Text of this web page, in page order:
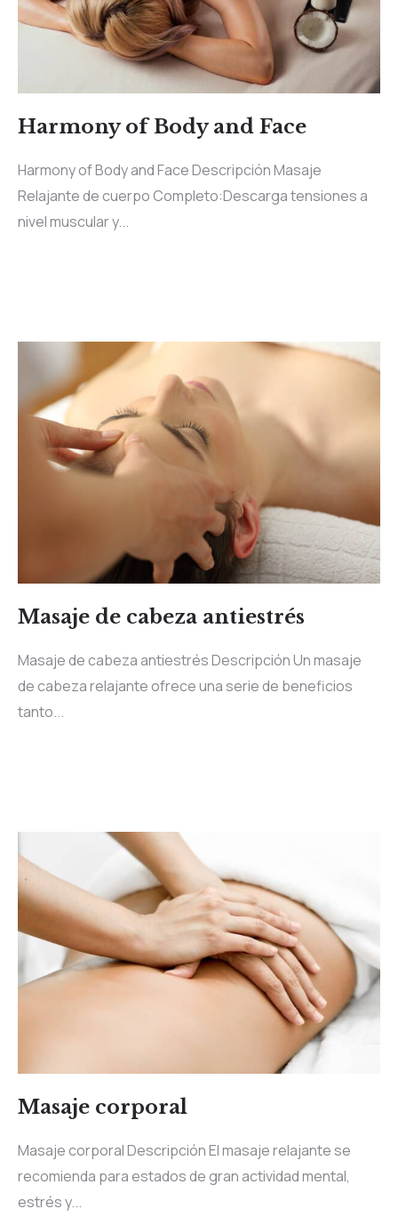
Harmony of Body and Face
Harmony of Body and Face Descripción Masaje
Relajante de cuerpo Completo:Descarga tensiones a
nivel muscular y...
Masaje de cabeza antiestrés
Masaje de cabeza antiestrés Descripción Un masaje
de cabeza relajante ofrece una serie de beneficios
tanto...
Masaje corporal
Masaje corporal Descripción El masaje relajante se
recomienda para estados de gran actividad mental,
estrés y...